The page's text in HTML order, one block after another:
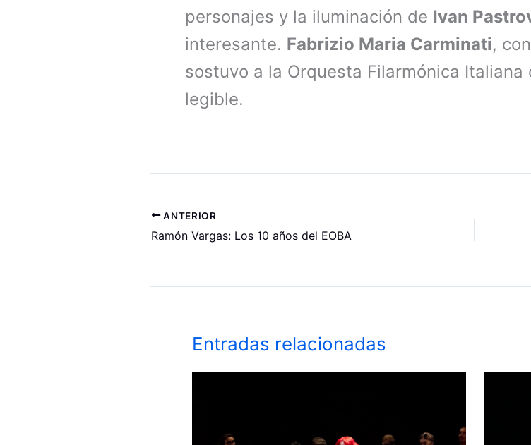
personajes y la iluminación de Ivan
interesante. Fabrizio Maria Carminati,
sostuvo a la Orquesta Filarmónica
legible.
ANTERIOR
Ramón Vargas: Los 10 años del EOBA
Entradas relacionadas